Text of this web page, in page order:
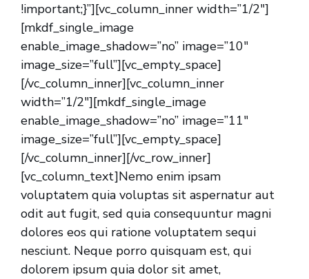
!important;}”][vc_column_inner width=”1/2″]
[mkdf_single_image
enable_image_shadow=”no” image=”10″
image_size=”full”][vc_empty_space]
[/vc_column_inner][vc_column_inner
width=”1/2″][mkdf_single_image
enable_image_shadow=”no” image=”11″
image_size=”full”][vc_empty_space]
[/vc_column_inner][/vc_row_inner]
[vc_column_text]Nemo enim ipsam
voluptatem quia voluptas sit aspernatur aut
odit aut fugit, sed quia consequuntur magni
dolores eos qui ratione voluptatem sequi
nesciunt. Neque porro quisquam est, qui
dolorem ipsum quia dolor sit amet,